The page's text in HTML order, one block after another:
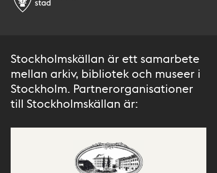
Stockholmskällan är ett samarbete
mellan arkiv, bibliotek och museer i
Stockholm. Partnerorganisationer
till Stockholmskällan är: